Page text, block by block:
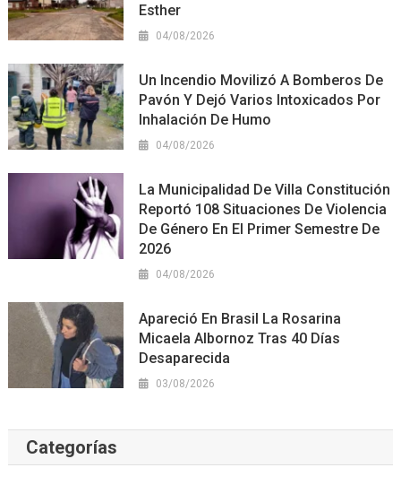
Esther
04/08/2026
Un Incendio Movilizó A Bomberos De
Pavón Y Dejó Varios Intoxicados Por
Inhalación De Humo
04/08/2026
La Municipalidad De Villa Constitución
Reportó 108 Situaciones De Violencia
De Género En El Primer Semestre De
2026
04/08/2026
Apareció En Brasil La Rosarina
Micaela Albornoz Tras 40 Días
Desaparecida
03/08/2026
Categorías